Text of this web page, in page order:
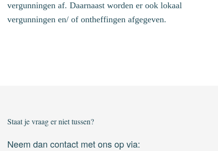
vergunningen af. Daarnaast worden er ook lokaal
vergunningen en/ of ontheffingen afgegeven.
Staat je vraag er niet tussen?
Neem dan contact met ons op via: